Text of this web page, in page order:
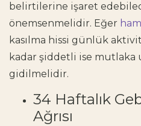
belirtilerine işaret
önemsenmelidir. Eğer
kasılma hissi günlük
kadar şiddetli ise mutlaka
gidilmelidir.
34 Haftalık
Ağrısı